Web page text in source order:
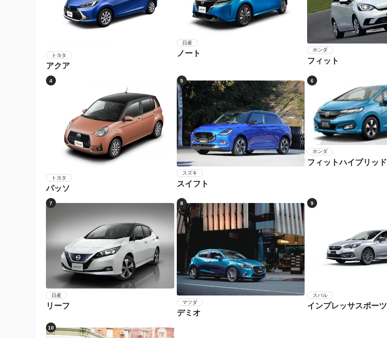
トヨタ
アクア
日産
ノート ホンダ
フィット
4
トヨタ
パッソ
5
スズキ
スイフト
6
ホンダ
フィットハイブリッド
7
日産
リーフ
8
マツダ
デミオ
9
スバル
インプレッサスポーツ
10